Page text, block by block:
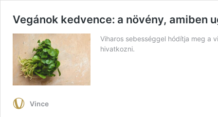
Vegánok kedvence: a növény, amiben
Viharos sebességgel hódítja meg a
hivatkozni.
Vince